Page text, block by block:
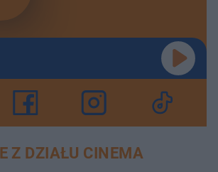
Z DZIAŁU CINEMA